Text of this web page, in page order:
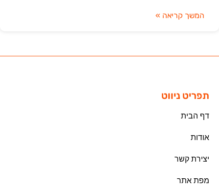
המשך קריאה »
תפריט ניווט
דף הבית
אודות
יצירת קשר
מפת אתר